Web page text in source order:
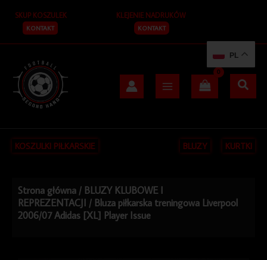
treści
SKUP KOSZULEK
KONTAKT
KLEJENIE NADRUKÓW
KONTAKT
KOSZULKI PIŁKARSKIE BLUZY KURTKI
Strona główna / BLUZY KLUBOWE I
REPREZENTACJI / Bluza piłkarska treningowa Liverpool
2006/07 Adidas [XL] Player Issue
PL